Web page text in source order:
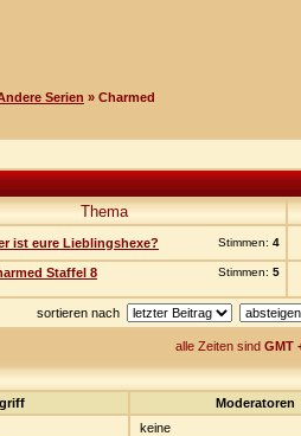
Serien » Charmed
Thema
Stimmen: 4
ist eure Lieblingshexe?
Stimmen: 5
Staffel 8
sortieren nach
alle Zeiten sind GMT
Moderatoren
keine